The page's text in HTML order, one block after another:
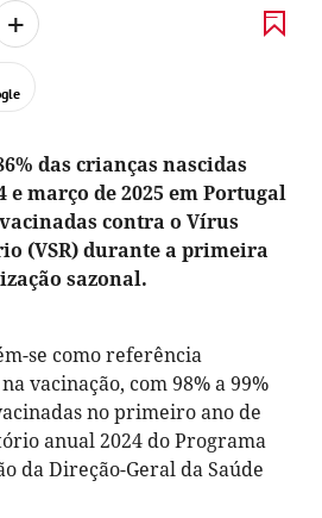
+
das crianças nascidas
e março de 2025 em Portugal
contra o Vírus
(VSR) durante a primeira
sazonal.
se como referência
vacinação, com 98% a 99%
no primeiro ano de
anual 2024 do Programa
da Direção-Geral da Saúde